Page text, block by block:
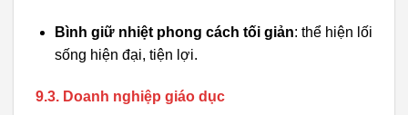
Bình giữ nhiệt phong cách tối giản: thể hiện lối
sống hiện đại, tiện lợi.
9.3. Doanh nghiệp giáo dục